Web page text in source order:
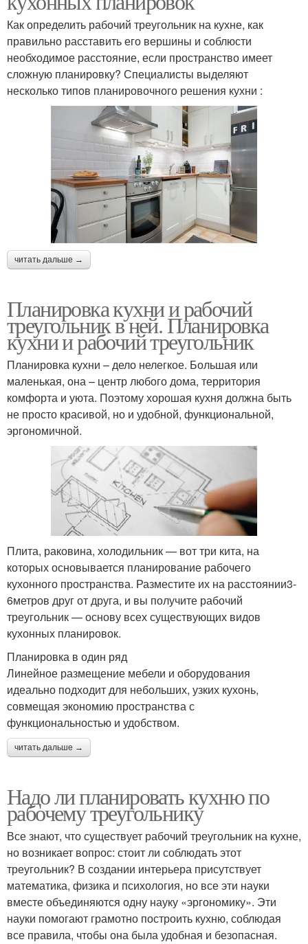
Как определить рабочий треугольник на кухне, как
правильно расставить его вершины и соблюсти
необходимое расстояние, если пространство имеет
сложную планировку? Специалисты выделяют
несколько типов планировочного решения кухни :
читать дальше →
Планировка кухни и рабочий
треугольник в ней. Планировка
кухни и рабочий треугольник
Планировка кухни – дело нелегкое. Большая или
маленькая, она – центр любого дома, территория
комфорта и уюта. Поэтому хорошая кухня должна быть
не просто красивой, но и удобной, функциональной,
эргономичной.
Плита, раковина, холодильник — вот три кита, на
которых основывается планирование рабочего
кухонного пространства. Разместите их на расстоянии3-
6метров друг от друга, и вы получите рабочий
треугольник — основу всех существующих видов
кухонных планировок.
Планировка в один ряд
Линейное размещение мебели и оборудования
идеально подходит для небольших, узких кухонь,
совмещая экономию пространства с
функциональностью и удобством.
читать дальше →
Надо ли планировать кухню по
рабочему треугольнику
Все знают, что существует рабочий треугольник на кухне,
но возникает вопрос: стоит ли соблюдать этот
треугольник? В создании интерьера присутствует
математика, физика и психология, но все эти науки
вместе объединяются одну науку «эргономику». Эти
науки помогают грамотно построить кухню, соблюдая
все правила, чтобы она была удобная и безопасная.